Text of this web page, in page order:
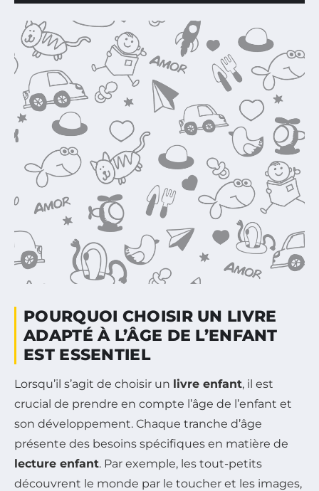
POURQUOI CHOISIR UN LIVRE
ADAPTÉ À L’ÂGE DE L’ENFANT
EST ESSENTIEL
Lorsqu’il s’agit de choisir un livre enfant, il est
crucial de prendre en compte l’âge de l’enfant et
son développement. Chaque tranche d’âge
présente des besoins spécifiques en matière de
lecture enfant. Par exemple, les tout-petits
découvrent le monde par le toucher et les images,